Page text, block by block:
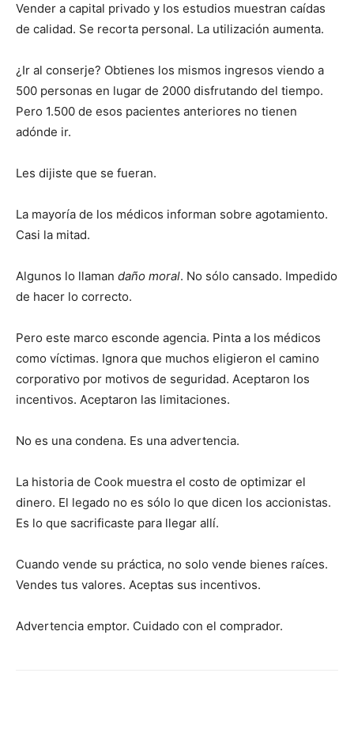
Vender a capital privado y los estudios muestran caídas
de calidad. Se recorta personal. La utilización aumenta.
¿Ir al conserje? Obtienes los mismos ingresos viendo a
500 personas en lugar de 2000 disfrutando del tiempo.
Pero 1.500 de esos pacientes anteriores no tienen
adónde ir.
Les dijiste que se fueran.
La mayoría de los médicos informan sobre agotamiento.
Casi la mitad.
Algunos lo llaman daño moral. No sólo cansado. Impedido
de hacer lo correcto.
Pero este marco esconde agencia. Pinta a los médicos
como víctimas. Ignora que muchos eligieron el camino
corporativo por motivos de seguridad. Aceptaron los
incentivos. Aceptaron las limitaciones.
No es una condena. Es una advertencia.
La historia de Cook muestra el costo de optimizar el
dinero. El legado no es sólo lo que dicen los accionistas.
Es lo que sacrificaste para llegar allí.
Cuando vende su práctica, no solo vende bienes raíces.
Vendes tus valores. Aceptas sus incentivos.
Advertencia emptor. Cuidado con el comprador.